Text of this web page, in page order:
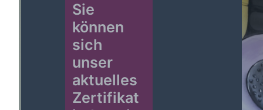
Sie
können
sich
unser
aktuelles
Zertifikat